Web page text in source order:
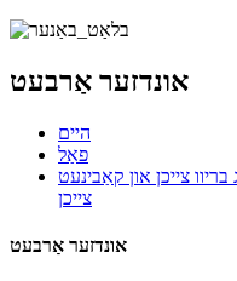
אונדזער אַרבעט
היים
פאַל
צייכן און קאַבינעט
צייכן
אונדזער אַרבעט